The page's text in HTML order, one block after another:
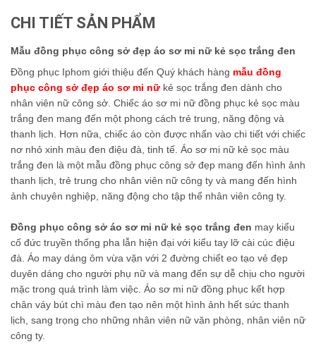
CHI TIẾT SẢN PHẨM
Mẫu đồng phục công sở đẹp áo sơ mi nữ kẻ sọc trắng đen
Đồng phục Iphom giới thiệu đến Quý khách hàng mẫu đồng
phục công sở đẹp áo sơ mi nữkẻ sọc trắng đen dành cho
nhân viên nữ công sở. Chiếc áo sơ mi nữ đồng phục kẻ sọc màu
trắng đen mang đến một phong cách trẻ trung, năng động và
thanh lịch. Hơn nữa, chiếc áo còn được nhấn vào chi tiết với chiếc
nơ nhỏ xinh màu đen điệu đà, tinh tế. Áo sơ mi nữ kẻ sọc màu
trắng đen là một mẫu đồng phục công sở đẹp mang đến hình ảnh
thanh lịch, trẻ trung cho nhân viên nữ công ty và mang đến hình
ảnh chuyên nghiệp, năng động cho tập thể nhân viên công ty.
Đồng phục công sở áo sơ mi nữ kẻ sọc trắng đen may kiểu
cố đức truyền thống pha lẫn hiện đại với kiểu tay lỡ cài cúc điệu
đà. Áo may dáng ôm vừa vặn với 2 đường chiết eo tạo vẻ đẹp
duyên dáng cho người phụ nữ và mang đến sự dễ chịu cho người
mặc trong quá trình làm việc. Áo sơ mi nữ đồng phục kết hợp
chân váy bút chì màu đen tạo nên một hình ảnh hết sức thanh
lịch, sang trọng cho những nhân viên nữ văn phòng, nhân viên nữ
công ty.